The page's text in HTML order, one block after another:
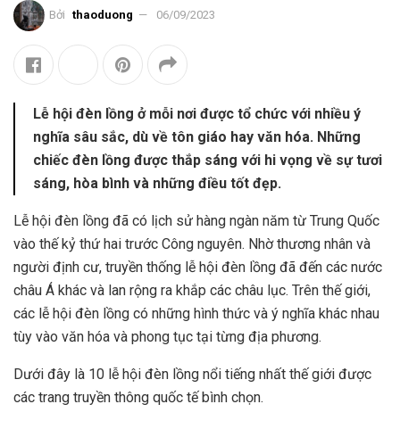
Bởi thaoduong 06/09/2023
Lễ hội đèn lồng ở mỗi nơi được tổ chức với nhiều ý
nghĩa sâu sắc, dù về tôn giáo hay văn hóa. Những
chiếc đèn lồng được thắp sáng với hi vọng về sự tươi
sáng, hòa bình và những điều tốt đẹp.
Lễ hội đèn lồng đã có lịch sử hàng ngàn năm từ Trung Quốc
vào thế kỷ thứ hai trước Công nguyên. Nhờ thương nhân và
người định cư, truyền thống lễ hội đèn lồng đã đến các nước
châu Á khác và lan rộng ra khắp các châu lục. Trên thế giới,
các lễ hội đèn lồng có những hình thức và ý nghĩa khác nhau
tùy vào văn hóa và phong tục tại từng địa phương.
Dưới đây là 10 lễ hội đèn lồng nổi tiếng nhất thế giới được
các trang truyền thông quốc tế bình chọn.